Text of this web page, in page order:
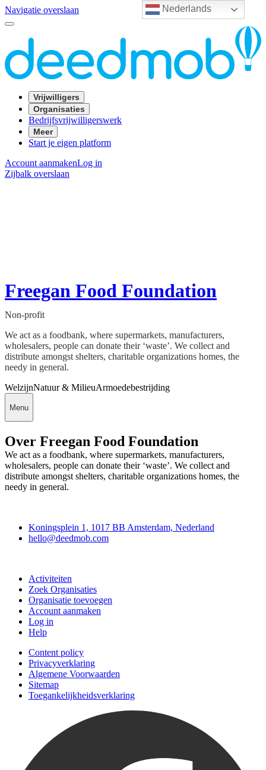
Nederlands
Navigatie overslaan
Vrijwilligers
Organisaties
Bedrijfsvrijwilligerswerk
Meer
Start je eigen platform
Account aanmakenLog in
Zijbalk overslaan
Freegan Food Foundation
Non-profit
We act as a foodbank, where supermarkets, manufacturers,
wholesalers, people can donate their ‘waste’. We collect and
distribute amongst shelters, charitable organizations homes, the
needy in general.
WelzijnNatuur & MilieuArmoedebestrijding
Menu
Over Freegan Food Foundation
We act as a foodbank, where supermarkets, manufacturers,
wholesalers, people can donate their ‘waste’. We collect and
distribute amongst shelters, charitable organizations homes, the
needy in general.
Koningsplein 1, 1017 BB Amsterdam, Nederland
hello@deedmob.com
Activiteiten
Zoek Organisaties
Organisatie toevoegen
Account aanmaken
Log in
Help
Content policy
Privacyverklaring
Algemene Voorwaarden
Sitemap
Toegankelijkheidsverklaring